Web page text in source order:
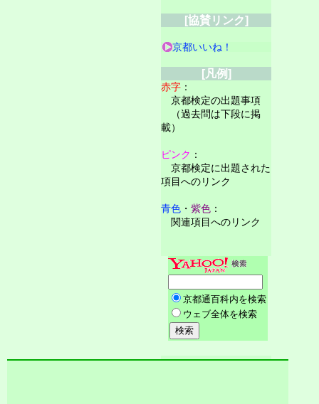
[協賛リンク]
京都いいね！
[凡例]
赤字 ：
京都検定の出題事項
（過去問は下段に掲
載）
ピンク ：
京都検定に出題された
項目へのリンク
青色 ・ 紫色 ：
関連項目へのリンク